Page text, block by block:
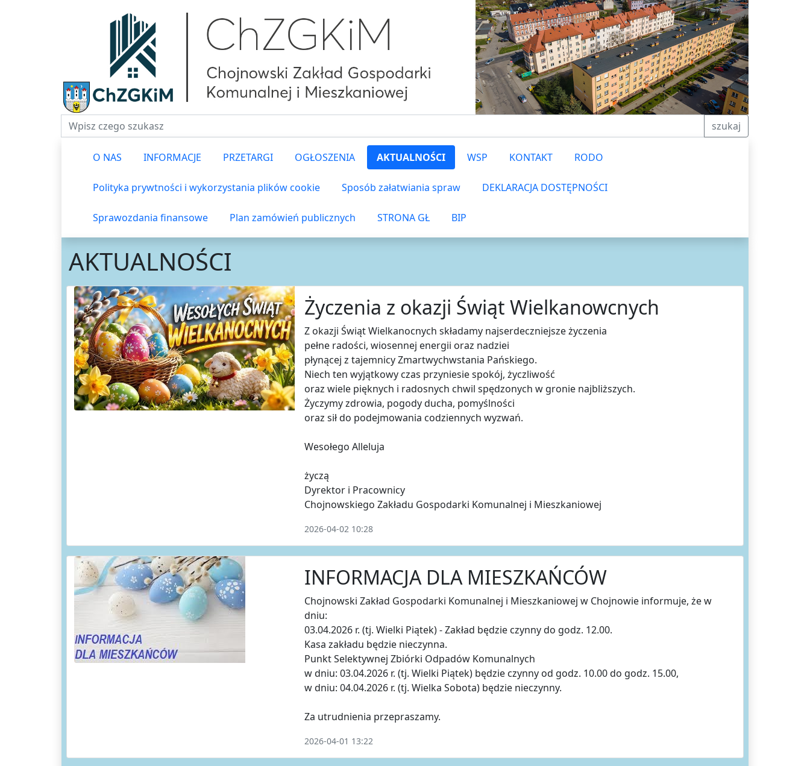
Fraza do wyszukiwania szukaj
O NAS INFORMACJE PRZETARGI OGŁOSZENIA AKTUALNOŚCI WSP KONTAKT RODO
Polityka prywtności i wykorzystania plików cookie Sposób załatwiania spraw DEKLARACJA DOSTĘPNOŚCI
Sprawozdania finansowe Plan zamówień publicznych STRONA GŁ BIP
AKTUALNOŚCI
Życzenia z okazji Świąt Wielkanowcnych
Z okazji Świąt Wielkanocnych składamy najserdeczniejsze życzenia
pełne radości, wiosennej energii oraz nadziei
płynącej z tajemnicy Zmartwychwstania Pańskiego.
Niech ten wyjątkowy czas przyniesie spokój, życzliwość
oraz wiele pięknych i radosnych chwil spędzonych w gronie najbliższych.
Życzymy zdrowia, pogody ducha, pomyślności
oraz sił do podejmowania codziennych wyzwań.
Wesołego Alleluja
życzą
Dyrektor i Pracownicy
Chojnowskiego Zakładu Gospodarki Komunalnej i Mieszkaniowej
2026-04-02 10:28
INFORMACJA DLA MIESZKAŃCÓW
Chojnowski Zakład Gospodarki Komunalnej i Mieszkaniowej w Chojnowie informuje, że w
dniu:
03.04.2026 r. (tj. Wielki Piątek) - Zakład będzie czynny do godz. 12.00.
Kasa zakładu będzie nieczynna.
Punkt Selektywnej Zbiórki Odpadów Komunalnych
w dniu: 03.04.2026 r. (tj. Wielki Piątek) będzie czynny od godz. 10.00 do godz. 15.00,
w dniu: 04.04.2026 r. (tj. Wielka Sobota) będzie nieczynny.
Za utrudnienia przepraszamy.
2026-04-01 13:22